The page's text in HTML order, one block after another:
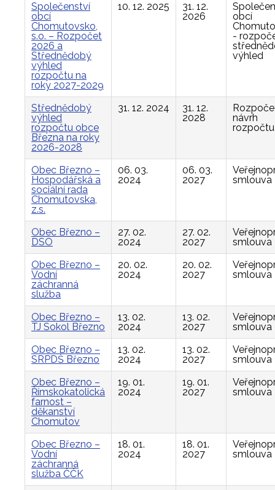
Společenství
obcí
Chomutovsko,
s.o. – Rozpočet
2026 a
Střednědobý
výhled
rozpočtu na
roky 2027-2029
10. 12. 2025
31. 12.
2026
obcí
-
výhled
Střednědobý
výhled
rozpočtu obce
Března na roky
2026-2028
31. 12. 2024
31. 12.
2028
návrh
rozpočtu
Obec Březno –
Hospodářská a
sociální rada
Chomutovska,
z.s.
06. 03.
2024
06. 03.
2027
smlouva
Obec Březno –
DSO
27. 02.
2024
27. 02.
2027
smlouva
Obec Březno –
Vodní
záchranná
služba
20. 02.
2024
20. 02.
2027
smlouva
Obec Březno –
TJ Sokol Březno
13. 02.
2024
13. 02.
2027
smlouva
Obec Březno –
SRPDŠ Březno
13. 02.
2024
13. 02.
2027
smlouva
Obec Březno –
Římskokatolická
farnost –
děkanství
Chomutov
19. 01.
2024
19. 01.
2027
smlouva
Obec Březno –
Vodní
záchranná
služba ČČK
18. 01.
2024
18. 01.
2027
smlouva